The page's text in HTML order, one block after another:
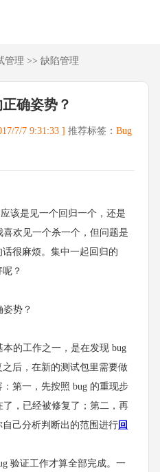
管理 >> 缺陷管理
确姿势？
7/7 9:31:33 ] 推荐标签： Bug
是见一个回归一个，还是
欢见一个杀一个，但问题是
很麻烦。集中一起回归的
？
势？
的工作之一，是在发现 bug
后，在新的测试包里需要做
第一，先按照 bug 的重现步
，已经被修复了；第二，再
己分析判断出的范围进行回
证工作才算全部完成。一